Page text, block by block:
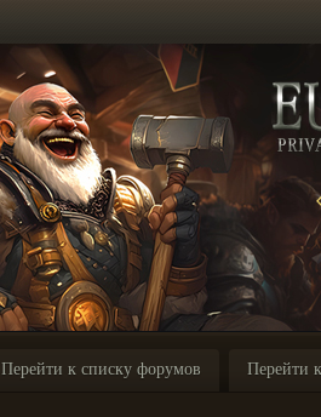
Перейти к списку форумов Перейти